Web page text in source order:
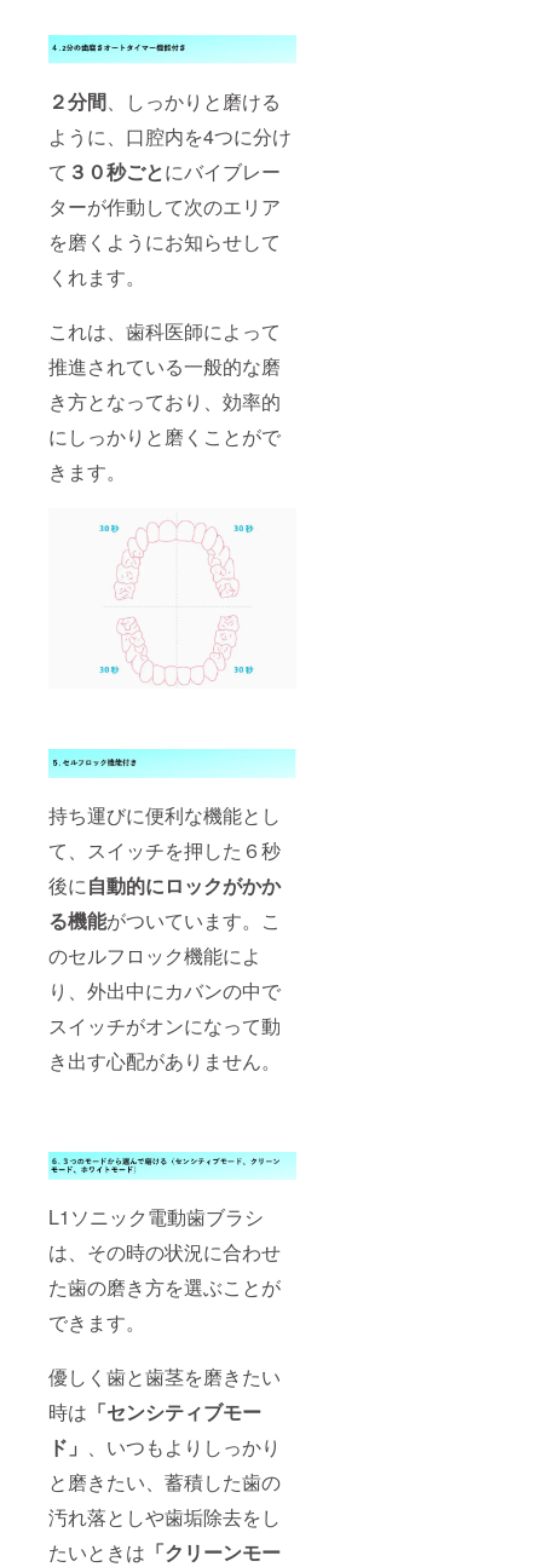
２分間、しっかりと磨ける
ように、口腔内を4つに分け
て ３０秒ごとにバイブレー
ターが作動して次のエリア
を磨くようにお知らせして
くれます。
これは、歯科医師によって
推進されている一般的な磨
き方となっており、効率的
にしっかりと磨くことがで
きます。
持ち運びに便利な機能とし
て、スイッチを押した６秒
後に自動的にロックがかか
る機能がついています。こ
のセルフロック機能によ
り、外出中にカバンの中で
スイッチがオンになって動
き出す心配がありません。
L1ソニック電動歯ブラシ
は、その時の状況に合わせ
た歯の磨き方を選ぶことが
できます。
優しく歯と歯茎を磨きたい
時は 「センシティブモー
ド」 、いつもよりしっかり
と磨きたい、蓄積した歯の
汚れ落としや歯垢除去をし
たいときは 「クリーンモー